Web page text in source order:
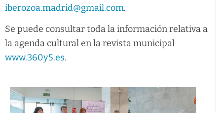
iberozoa.madrid@gmail.com.
Se puede consultar toda la información relativa a
la agenda cultural en la revista municipal
www.360y5.es.